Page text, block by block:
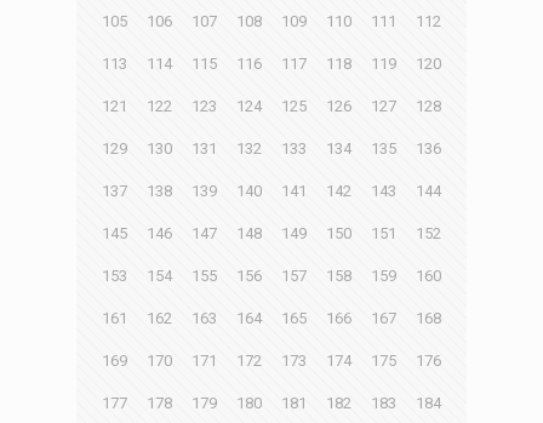
105 106 107 108 109 110 111 112
113 114 115 116 117 118 119 120
121 122 123 124 125 126 127 128
129 130 131 132 133 134 135 136
137 138 139 140 141 142 143 144
145 146 147 148 149 150 151 152
153 154 155 156 157 158 159 160
161 162 163 164 165 166 167 168
169 170 171 172 173 174 175 176
177 178 179 180 181 182 183 184